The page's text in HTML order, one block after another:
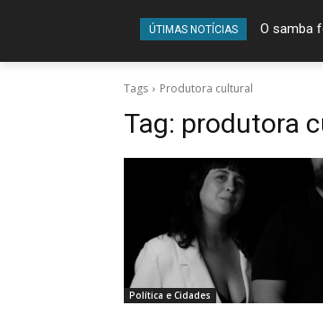
ÚTIMAS NOTÍCIAS O samba
Tags Produtora cultural
Tag: produtora
Política e Cidades